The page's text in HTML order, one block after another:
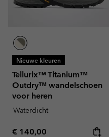
Nieuwe kleuren
Tellurix™ Titanium™
Outdry™ wandelschoen
voor heren
Waterdicht
Regular price:
€ 140,00